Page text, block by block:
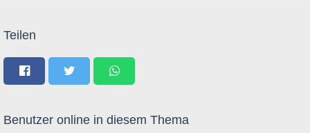
Teilen
Benutzer online in diesem Thema